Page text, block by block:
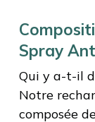
Spray
Qui y a-t-il
Notre
composée